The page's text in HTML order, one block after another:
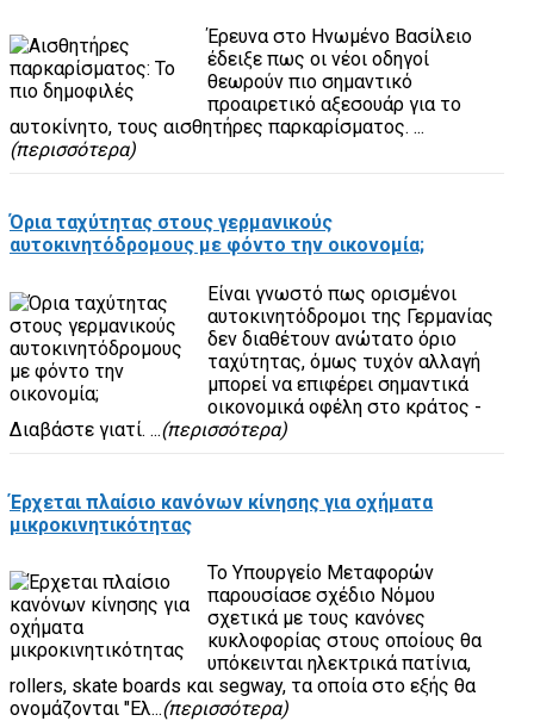
Έρευνα στο Ηνωμένο Βασίλειο
έδειξε πως οι νέοι οδηγοί
θεωρούν πιο σημαντικό
προαιρετικό αξεσουάρ για το
αυτοκίνητο, τους αισθητήρες παρκαρίσματος. ...
(περισσότερα)
Όρια ταχύτητας στους γερμανικούς
αυτοκινητόδρομους με φόντο την οικονομία;
Είναι γνωστό πως ορισμένοι
αυτοκινητόδρομοι της Γερμανίας
δεν διαθέτουν ανώτατο όριο
ταχύτητας, όμως τυχόν αλλαγή
μπορεί να επιφέρει σημαντικά
οικονομικά οφέλη στο κράτος -
Διαβάστε γιατί. ...(περισσότερα)
Έρχεται πλαίσιο κανόνων κίνησης για οχήματα
μικροκινητικότητας
Το Υπουργείο Μεταφορών
παρουσίασε σχέδιο Νόμου
σχετικά με τους κανόνες
κυκλοφορίας στους οποίους θα
υπόκεινται ηλεκτρικά πατίνια,
rollers, skate boards και segway, τα οποία στο εξής θα
ονομάζονται "Ελ...(περισσότερα)